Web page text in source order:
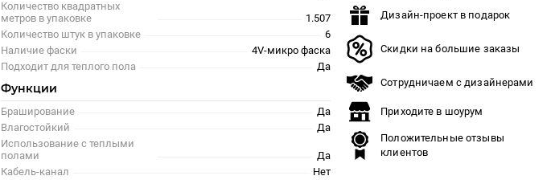
Количество квадратных
метров в упаковке
1.507
Количество штук в упаковке
6
Наличие фаски
4V-микро фаска
Подходит для теплого пола
Да
Функции
Браширование
Да
Влагостойкий
Да
Использование с теплыми
полами
Да
Кабель-канал
Нет
Дизайн-проект в подарок
Скидки на большие заказы
Сотрудничаем с дизайнерами
Приходите в шоурум
Положительные отзывы
клиентов